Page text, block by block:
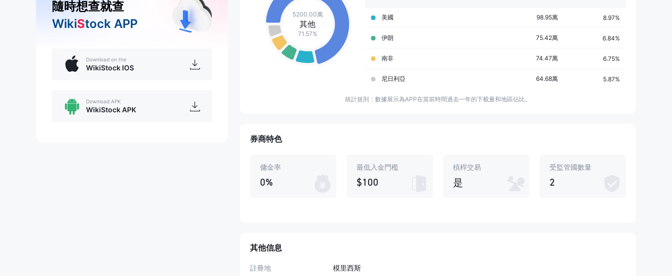
隨時想查就查
WikiStock APP
Download on the
WikiStock IOS
Download APK
WikiStock APK
5200.00萬
其他
71.57%
美國 98.95萬 8.97%
伊朗 75.42萬 6.84%
南非 74.47萬 6.75%
尼日利亞 64.68萬 5.87%
統計規則：數據展示為APP在當前時間過去一年的下載量和地區佔比。
券商特色
傭金率
0%
最低入金門檻
$100
槓桿交易
是
受監管國數量
2
其他信息
註冊地 模里西斯